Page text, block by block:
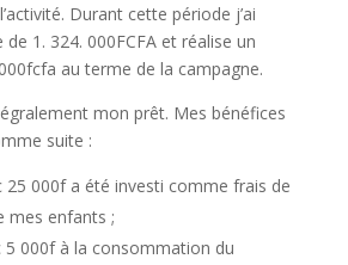
Durant cette période j’ai
1. 324. 000FCFA et réalise un
au terme de la campagne.
mon prêt. Mes bénéfices
suite :
25 000f a été investi comme frais de
mes enfants ;
5 000f à la consommation du